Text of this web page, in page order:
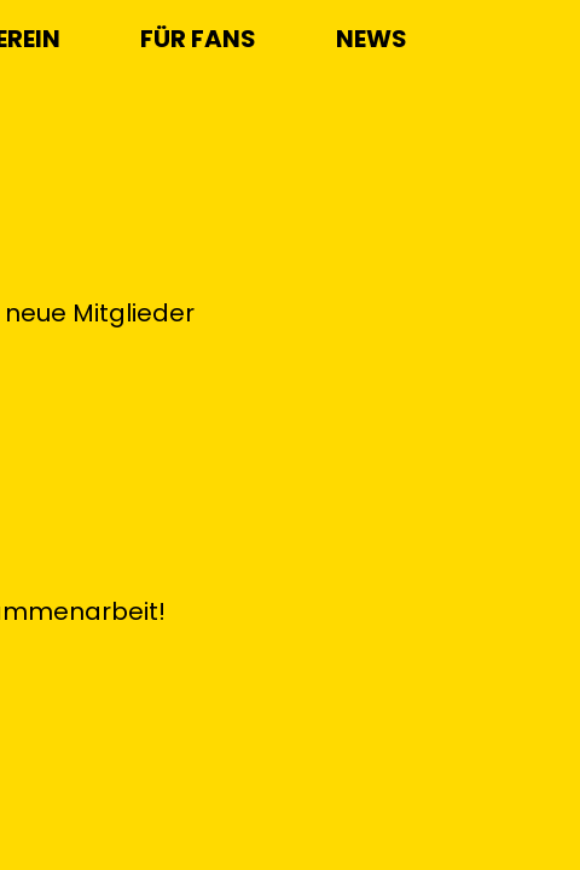
FÜR FANS NEWS
neue Mitglieder